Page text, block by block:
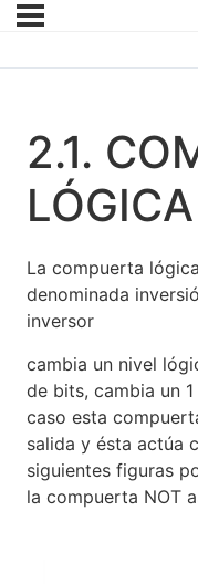
2.1.
La compuerta
denominada
inversor
cambia un nivel
de bits, cambia un
caso esta
salida y ésta actúa
siguientes figuras
la compuerta NOT